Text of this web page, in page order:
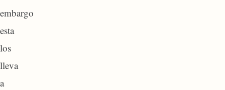
embargo
esta
los
lleva
a